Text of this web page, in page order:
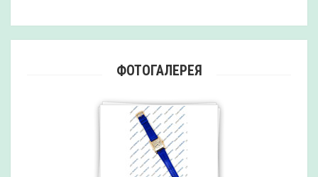
ФОТОГАЛЕРЕЯ